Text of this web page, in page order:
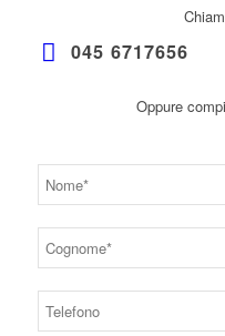
045 6717656
Oppure